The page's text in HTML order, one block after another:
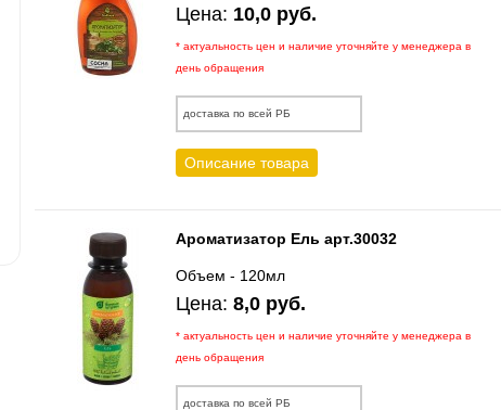
Цена: 10,0 руб.
* актуальность цен и наличие уточняйте у менеджера в
день обращения
доставка по всей РБ
Описание товара
Ароматизатор Ель арт.30032
Объем - 120мл
Цена: 8,0 руб.
* актуальность цен и наличие уточняйте у менеджера в
день обращения
доставка по всей РБ